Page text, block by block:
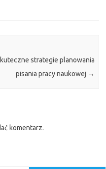
strategie planowania
pisania pracy naukowej →
komentarz.